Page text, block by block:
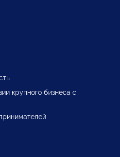
крупного бизнеса с